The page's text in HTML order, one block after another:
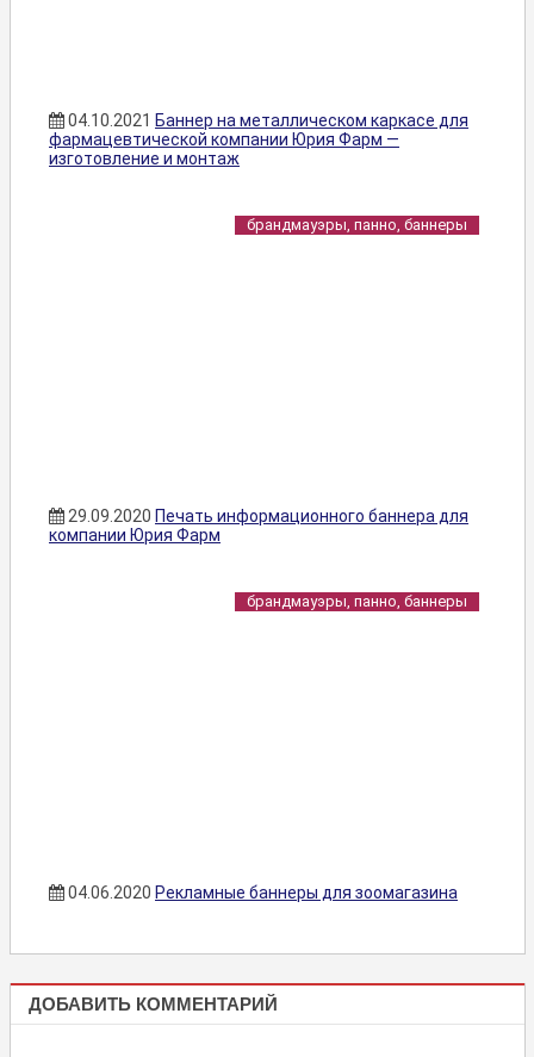
04.10.2021 Баннер на металлическом каркасе для
фармацевтической компании Юрия Фарм —
изготовление и монтаж
брандмауэры, панно, баннеры
29.09.2020 Печать информационного баннера для
компании Юрия Фарм
брандмауэры, панно, баннеры
04.06.2020 Рекламные баннеры для зоомагазина
БРАНДМАУЭРЫ,
ПАННО,
ДОБАВИТЬ КОММЕНТАРИЙ